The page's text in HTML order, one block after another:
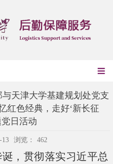
天津大学基建规划处党支
红色经典，走好‘新长征
党日活动
13 浏览： 462
，贯彻落实习近平总